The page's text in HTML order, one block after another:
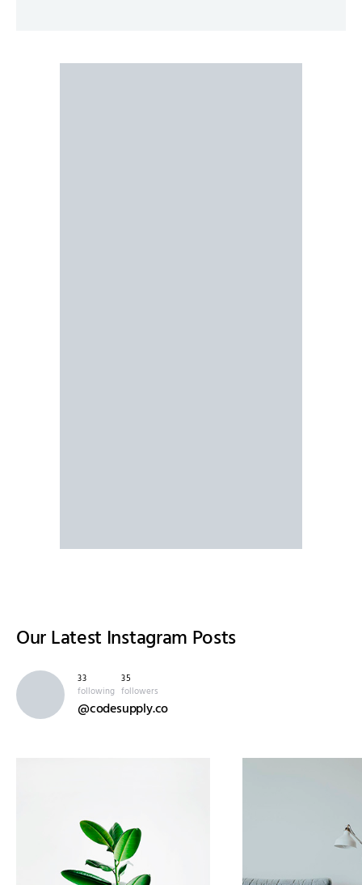
Our Latest Instagram Posts
33
following
35
followers
@codesupply.co